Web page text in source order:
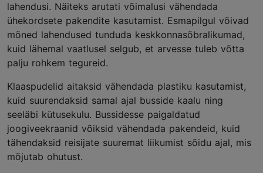
lahendusi. Näiteks arutati võimalusi vähendada
ühekordsete pakendite kasutamist. Esmapilgul võivad
mõned lahendused tunduda keskkonnasõbralikumad,
kuid lähemal vaatlusel selgub, et arvesse tuleb võtta
palju rohkem tegureid.
Klaaspudelid aitaksid vähendada plastiku kasutamist,
kuid suurendaksid samal ajal busside kaalu ning
seeläbi kütusekulu. Bussidesse paigaldatud
joogiveekraanid võiksid vähendada pakendeid, kuid
tähendaksid reisijate suuremat liikumist sõidu ajal, mis
mõjutab ohutust.